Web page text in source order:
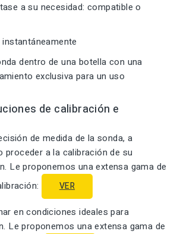
a su necesidad: compatible o
dentro de una botella con una
exclusiva para un uso
de calibración e
de medida de la sonda, a
proceder a la calibración de su
Le proponemos una extensa gama de
VER
en condiciones ideales para
Le proponemos una extensa gama de